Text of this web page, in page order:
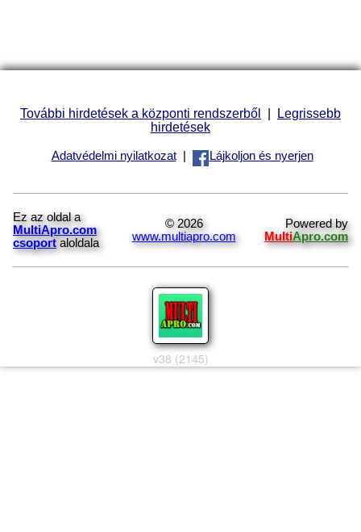
További hirdetések a központi rendszerből | Legrissebb
hirdetések
Adatvédelmi nyilatkozat| Lájkoljon és nyerjen
Ez az oldal a
MultiApro.com
csoport aloldala
© 2026
www.multiapro.com
Powered by
MultiApro.com
v38 (2145)